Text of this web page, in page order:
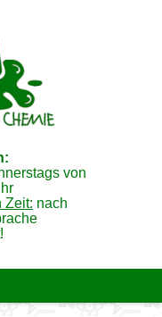
von
Zeit: nach